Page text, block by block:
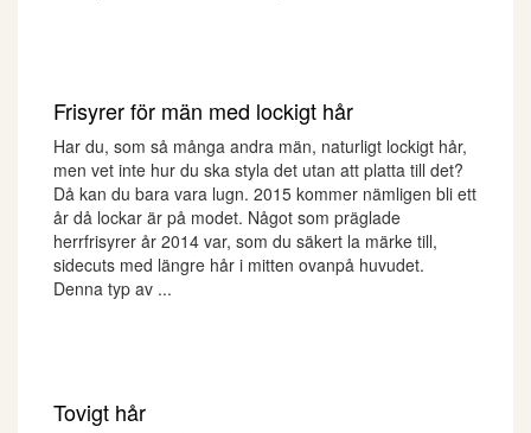
Frisyrer för män med lockigt hår
Har du, som så många andra män, naturligt lockigt hår,
men vet inte hur du ska styla det utan att platta till det?
Då kan du bara vara lugn. 2015 kommer nämligen bli ett
år då lockar är på modet. Något som präglade
herrfrisyrer år 2014 var, som du säkert la märke till,
sidecuts med längre hår i mitten ovanpå huvudet.
Denna typ av ...
Tovigt hår